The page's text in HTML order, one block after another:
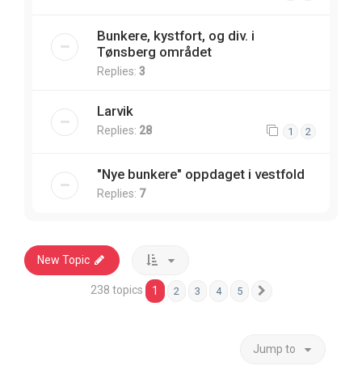
Bunkere, kystfort, og div. i
Tønsberg området
Replies: 3
Larvik
Replies: 28 1 2
"Nye bunkere" oppdaget i vestfold
Replies: 7
New Topic
238 topics 1 2 3 4 5
Jump to